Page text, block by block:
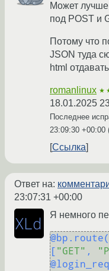
Может лучше
под POST и
Потому что
JSON туда
html
romanlinux
18.01.2025
Последнее
23:09:30 +00:00
Ссылка
Ответ на:
23:07:31 +00:00
Я немного
@bp.route(
[ "GET" ,